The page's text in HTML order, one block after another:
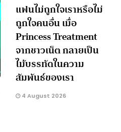
แฟนไม่ถูกใจเราหรือไม่
ถูกใจคนอื่น เมื่อ
Princess Treatment
จากชาวเน็ต กลายเป็น
ไม้บรรทัดในความ
สัมพันธ์ของเรา
4 August 2026